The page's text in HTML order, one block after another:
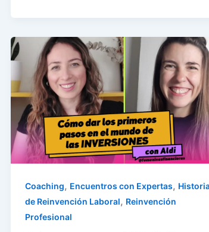
Coaching, Encuentros con Expertas,
de Reinvención Laboral, Reinvención
Profesional